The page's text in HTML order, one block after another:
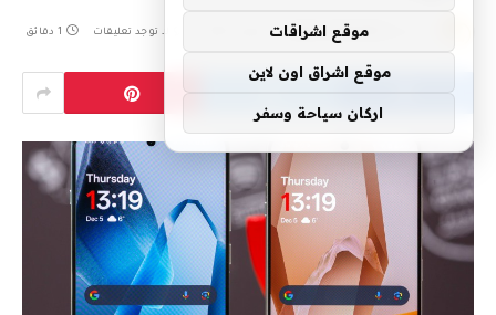
CODES-VODAFONE لا توجد تعليقات 1 دقائق موقع اشراقات
موقع اشراق اون لاين
اركان سياحة وسفر